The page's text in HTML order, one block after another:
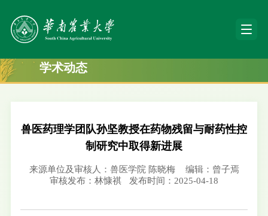
学术动态
兽医药理学团队孙坚教授在药物残留与耐药性控
制研究中取得新进展
来源单位及审核人：兽医学院 陈晓梅
编辑：曾子焉
审核发布：林慷祺
发布时间：2025-04-18